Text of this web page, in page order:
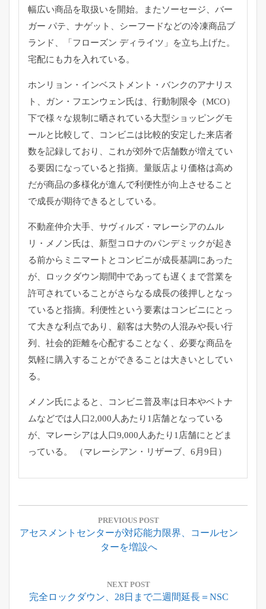
幅広い商品を取扱いを開始。
またソーセージ、バー
ガー パテ、ナゲット、シーフードなどの冷凍商品ブ
ランド、「 フローズン ディライツ」を立ち上げた。
宅配にも力を入れている。
ホンリョン・インベストメント・バンクのアナリス
ト、ガン・ フエンウェン氏は、行動制限令（MCO）
下で様々な規制に晒されている大型ショッピングモ
ールと比較して
、コンビニは比較的安定した来店者
数を記録しており、
これが郊外で店舗数が増えてい
る要因になっていると指摘。 量販店より価格は高め
だが商品の多様化が進んで利便性が向上させること
で成長が期待できるとしている。
不動産仲介大手、サヴィルズ・マレーシアのムル
リ・メノン氏は、 新型コロナのパンデミックが起き
る前からミニマートとコンビニが成長基調にあった
が、
ロックダウン期間中であっても遅くまで営業を
許可されていること がさらなる成長の後押しとなっ
ていると指摘。 利便性という要素はコンビニにとっ
て大きな利点であり、 顧客は大勢の人混みや長い行
列、社会的距離を心配することなく、 必要な商品を
気軽に購入することができることは大きいとしてい
る 。
メノン氏によると、
コンビニ普及率は日本やベトナ
ムなどでは人口2,000人あたり1店舗となっている
が、マレーシアは人口9,000人あたり1店舗にとどま
っている。 （マレーシアン・リザーブ、6月9日）
投
ナ
シ
PREVIOUS POST
Previous
アセスメントセンターが対応能力限界、コールセン
ターを増設へ
NEXT POST
Next
完全ロックダウン、28日まで二週間延長＝NSC